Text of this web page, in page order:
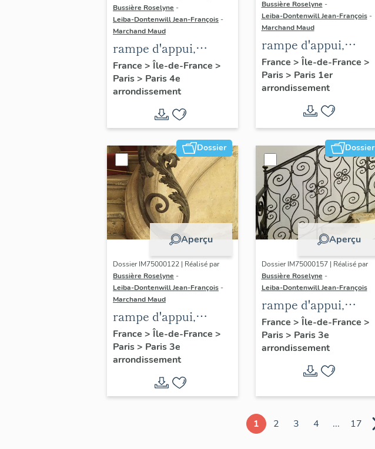
Bussière Roselyne -
Leiba-Dontenwill Jean-François -
Marchand Maud
rampe d'appui,
escalier de la maison
à porte cochère dite
hôtel Charpentier
(non étudié)
France > Île-de-France >
Paris> Paris 4e
arrondissement
Bussière Roselyne -
Leiba-Dontenwill Jean-François -
Marchand Maud
rampe d'appui,
escalier de la maison
à porte cochère (non
étudié)
France > Île-de-France >
Paris> Paris 1er
arrondissement
Dossier
Aperçu
Dossier IM75000122 | Réalisé par
Bussière Roselyne -
Leiba-Dontenwill Jean-François -
Marchand Maud
rampe d'appui,
escalier de la maison
à porte cochère (non
étudié)
France > Île-de-France >
Paris> Paris 3e
arrondissement
Dossier
Aperçu
Dossier IM75000157 | Réalisé par
Bussière Roselyne -
Leiba-Dontenwill Jean-François
rampe d'appui,
escalier de la maison
à porte cochère dite
hôtel de Bence (non
France > Île-de-France >
Paris> Paris 3e
arrondissement
1 2 3 4 ... 17